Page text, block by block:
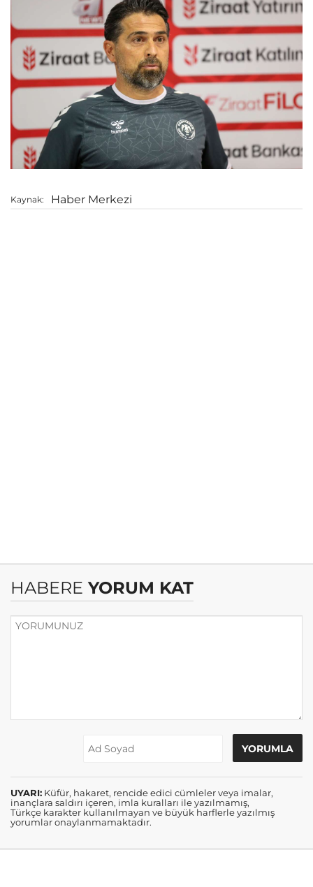
Kaynak: Haber Merkezi
HABERE YORUM KAT
UYARI: Küfür, hakaret, rencide edici cümleler veya imalar,
inançlara saldırı içeren, imla kuralları ile yazılmamış,
Türkçe karakter kullanılmayan ve büyük harflerle yazılmış
yorumlar onaylanmamaktadır.